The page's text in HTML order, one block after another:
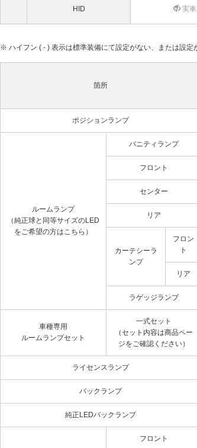
HID 実車
※ ハイフン ( - ) 表示は標準装備にて設定がない、または設定
箇所
ポジションランプ
ルームランプ
（純正球と同等サイズのLED
をご希望の方はこちら）
バニティランプ
フロント
センター
リア
カーテシーラ
ンプ
フロン
ト
リア
ラゲッジランプ
車種専用
ルームランプセット
一式セット
（セット内容は商品ペー
ジをご確認ください）
ライセンスランプ
バックランプ
純正LEDバックランプ
フロント